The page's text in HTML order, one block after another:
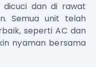
dicuci dan di rawat
Semua unit telah
seperti AC dan
nyaman bersama